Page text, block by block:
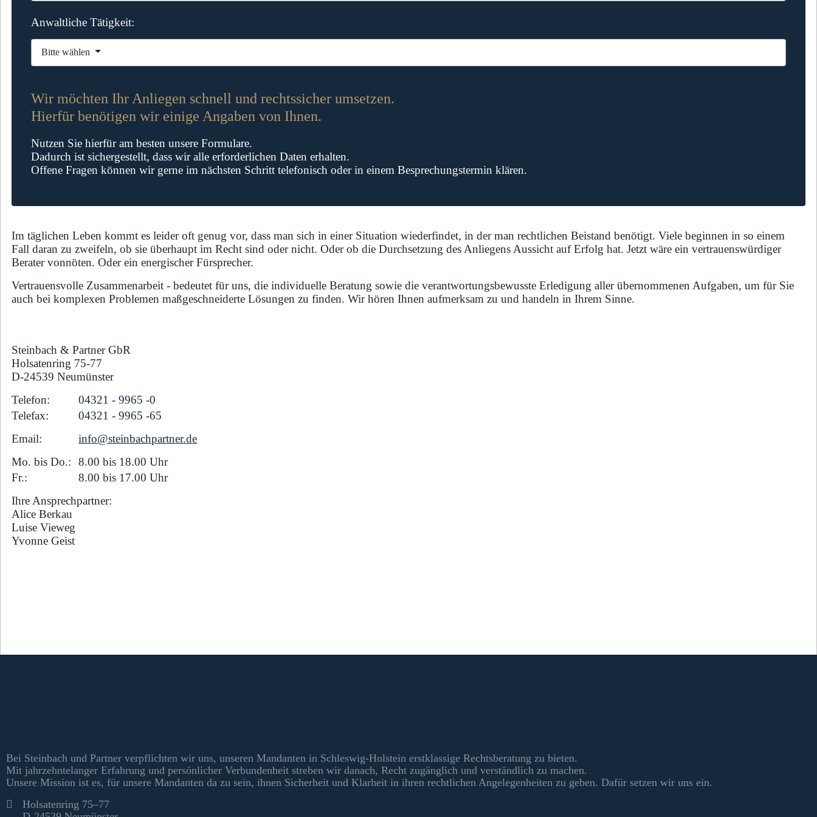
Adoption
Erbausschlagung
GbR
Generalvollmacht /
Immobilienkauf
Scheidungsvereinbarung
Schenkung
Testament
Unternehmensgründung
Verein
Anwaltliche Tätigkeit:
Bitte wählen
Ehevertrag
Kündigungsschutz
Mietrecht (Mieter)
Mietrecht (Vermieter)
Sorge-/Umgangsrecht
Strafrecht
Unterhalt
Verkehrszivilrecht (Unfall / Autokauf)
Zahlungsforderung
Allgemeine Anfrage
Wir möchten Ihr Anliegen schnell und rechtssicher umsetzen.
Hierfür benötigen wir einige Angaben von Ihnen.
Nutzen Sie hierfür am besten unsere Formulare.
Dadurch ist sichergestellt, dass wir alle erforderlichen Daten erhalten.
Offene Fragen können wir gerne im nächsten Schritt telefonisch oder in einem Besprechungstermin klären.
Im täglichen Leben kommt es leider oft genug vor, dass man sich in einer Situation wiederfindet, in der man rechtlichen Beistand benötigt. Viele beginnen in so einem
Fall daran zu zweifeln, ob sie überhaupt im Recht sind oder nicht. Oder ob die Durchsetzung des Anliegens Aussicht auf Erfolg hat. Jetzt wäre ein vertrauenswürdiger
Berater vonnöten. Oder ein energischer Fürsprecher.
Vertrauensvolle Zusammenarbeit - bedeutet für uns, die individuelle Beratung sowie die verantwortungsbewusste Erledigung aller übernommenen Aufgaben, um für Sie
auch bei komplexen Problemen maßgeschneiderte Lösungen zu finden. Wir hören Ihnen aufmerksam zu und handeln in Ihrem Sinne.
Steinbach & Partner GbR
Holsatenring 75-77
D-24539 Neumünster
Telefon:
04321 - 9965 ‑0
Telefax:
04321 - 9965 ‑65
Email:
info@steinbachpartner.de
Mo. bis Do.:
8.00 bis 18.00 Uhr
Fr.:
8.00 bis 17.00 Uhr
Ihre Ansprechpartner:
Alice Berkau
Luise Vieweg
Yvonne Geist
Bei Steinbach und Partner verpflichten wir uns, unseren Mandanten in Schleswig-Holstein erstklassige Rechtsberatung zu bieten.
Mit jahrzehntelanger Erfahrung und persönlicher Verbundenheit streben wir danach, Recht zugänglich und verständlich zu machen.
Unsere Mission ist es, für unsere Mandanten da zu sein, ihnen Sicherheit und Klarheit in ihren rechtlichen Angelegenheiten zu geben. Dafür setzen wir uns ein.
Kontakt
Holsatenring 75–77